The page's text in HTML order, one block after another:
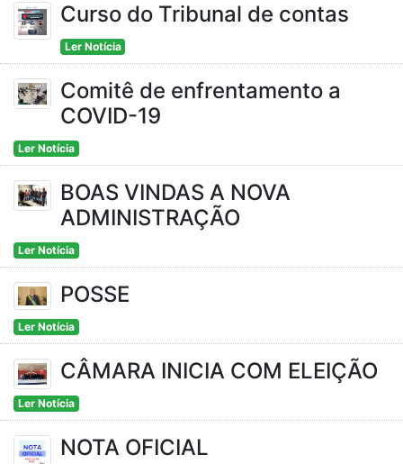
Curso do Tribunal de contas
Ler Notícia
Comitê de enfrentamento a
COVID-19
Ler Notícia
BOAS VINDAS A NOVA
ADMINISTRAÇÃO
Ler Notícia
POSSE
Ler Notícia
CÂMARA INICIA COM ELEIÇÃO
Ler Notícia
NOTA OFICIAL